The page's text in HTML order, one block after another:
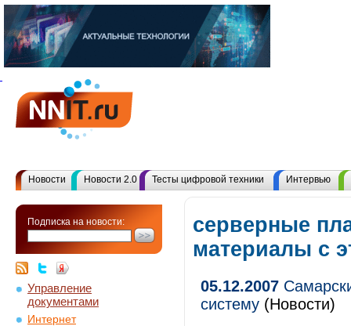
Новости Новости 2.0 Тесты цифровой техники Интервью
Подписка на новости:
Управление
документами
Интернет
серверные
материалы с
05.12.2007
систему (Новости)